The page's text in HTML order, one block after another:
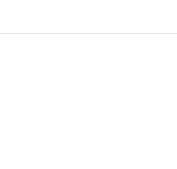
ठगी करने वाला युवक गिरफ्तार